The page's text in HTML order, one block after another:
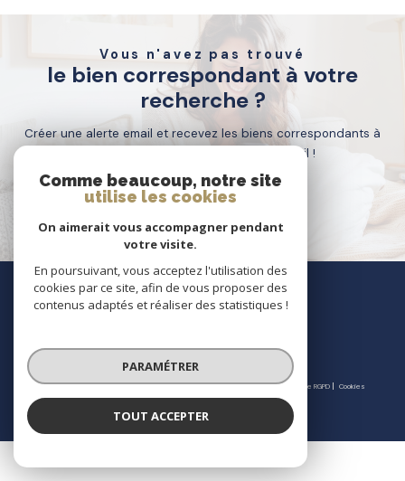
Vous n'avez pas trouvé
le bien correspondant à votre
recherche ?
Créer une alerte email et recevez les biens correspondants à
votre recherche dans votre boîte mail !
créer l'alerte
nous
suivre
© 2026 | Tous droits réservés | Traduction powered by Google |
Nos honoraires
Plan du site Mentions légales Admin Partenaires Politique RGPD Cookies
Comme beaucoup, notre site
utilise les cookies
On aimerait vous accompagner pendant
votre visite.
En poursuivant, vous acceptez l'utilisation des
cookies par ce site, afin de vous proposer des
contenus adaptés et réaliser des statistiques !
PARAMÉTRER
TOUT ACCEPTER